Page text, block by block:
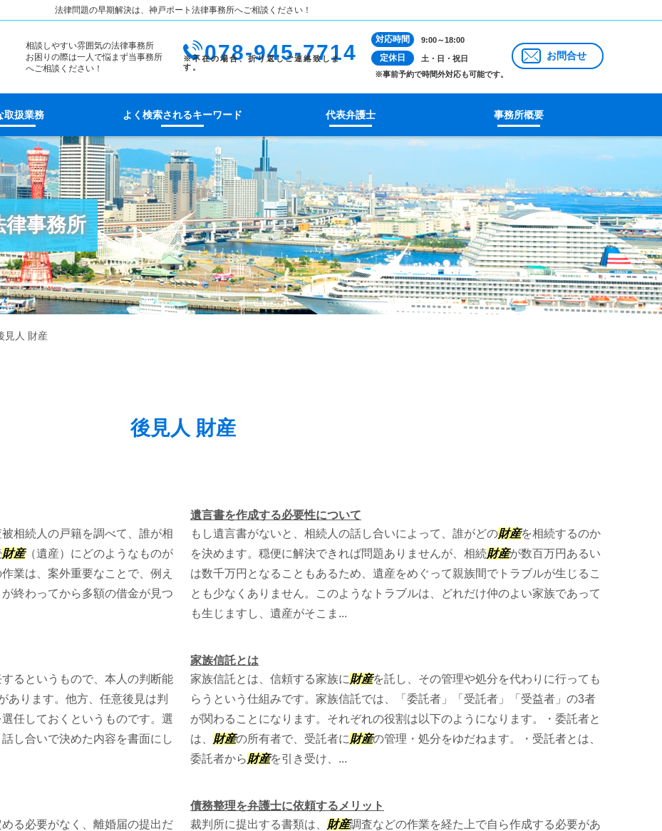
法律問題の早期解決は、神戸ポート法律事務所へご相談ください！
相談しやすい雰囲気の法律事務所
お困りの際は一人で悩まず当事務所
へご相談ください！
078-945-7714
対応時間 9:00～18:00
定休日
土・日・祝日
※事前予約で時間外対応も可能です。
お問合せ
取扱業務 よく検索されるキーワード 代表弁護士 事務所概要
律事務所
見人 財産
後見人 財産
相続人の戸籍を調べて、誰が相
財産（遺産）にどのようなものが
業は、案外重要なことで、例え
終わってから多額の借金が見つ
遺言書を作成する必要性について
もし遺言書がないと、相続人の話し合いによって、誰がどの財産を相続するのか
を決めます。穏便に解決できれば問題ありませんが、相続財産が数百万円あるい
は数千万円となることもあるため、遺産をめぐって親族間でトラブルが生じるこ
とも少なくありません。このようなトラブルは、どれだけ仲のよい家族であって
も生じますし、遺産がそこま...
るというもので、本人の判断能
あります。他方、任意後見は判
選任しておくというものです。選
し合いで決めた内容を書面にし
家族信託とは
家族信託とは、信頼する家族に財産を託し、その管理や処分を代わりに行っても
らうという仕組みです。家族信託では、「委託者」「受託者」「受益者」の3者
が関わることになります。それぞれの役割は以下のようになります。・委託者と
は、 財産の所有者で、受託者に財産の管理・処分をゆだねます。・受託者とは、
委託者から財産を引き受け、...
る必要がなく、離婚届の提出だ
債務整理を弁護士に依頼するメリット
裁判所に提出する書類は、 財産調査などの作業を経た上で自ら作成する必要があ